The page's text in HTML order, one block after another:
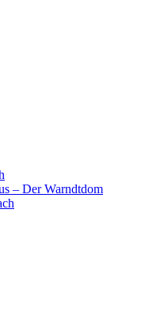
– Der Warndtdom